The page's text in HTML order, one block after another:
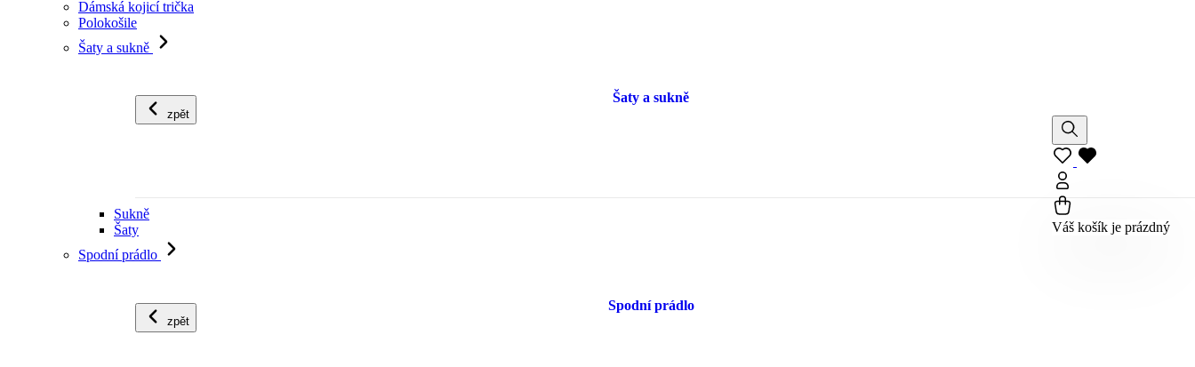
Dámská kojicí trička
Polokošile
Šaty a sukně
zpět
Šaty a sukně
Sukně
Šaty
Spodní prádlo
zpět
Spodní prádlo
Váš košík je prázdný